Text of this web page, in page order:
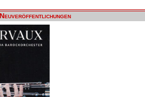
Neuveröffentlichungen